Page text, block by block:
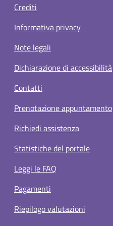
Crediti
Informativa privacy
Note legali
Dichiarazione di accessibilità
Contatti
Prenotazione appuntamento
Richiedi assistenza
Statistiche del portale
Leggi le FAQ
Pagamenti
Riepilogo valutazioni